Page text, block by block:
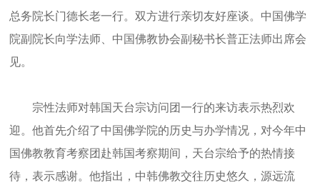
总务院长门德长老一行。双方进行亲切友好座谈。中国佛学
院副院长向学法师、中国佛教协会副秘书长普正法师出席会
见。
宗性法师对韩国天台宗访问团一行的来访表示热烈欢
迎。他首先介绍了中国佛学院的历史与办学情况，对今年中
国佛教教育考察团赴韩国考察期间，天台宗给予的热情接
待，表示感谢。他指出，中韩佛教交往历史悠久，源远流